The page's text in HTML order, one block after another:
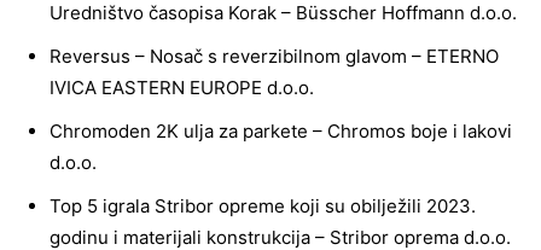
Uredništvo časopisa Korak – Büsscher Hoffmann d.o.o.
Reversus – Nosač s reverzibilnom glavom – ETERNO
IVICA EASTERN EUROPE d.o.o.
Chromoden 2K ulja za parkete – Chromos boje i lakovi
d.o.o.
Top 5 igrala Stribor opreme koji su obilježili 2023.
godinu i materijali konstrukcija – Stribor oprema d.o.o.